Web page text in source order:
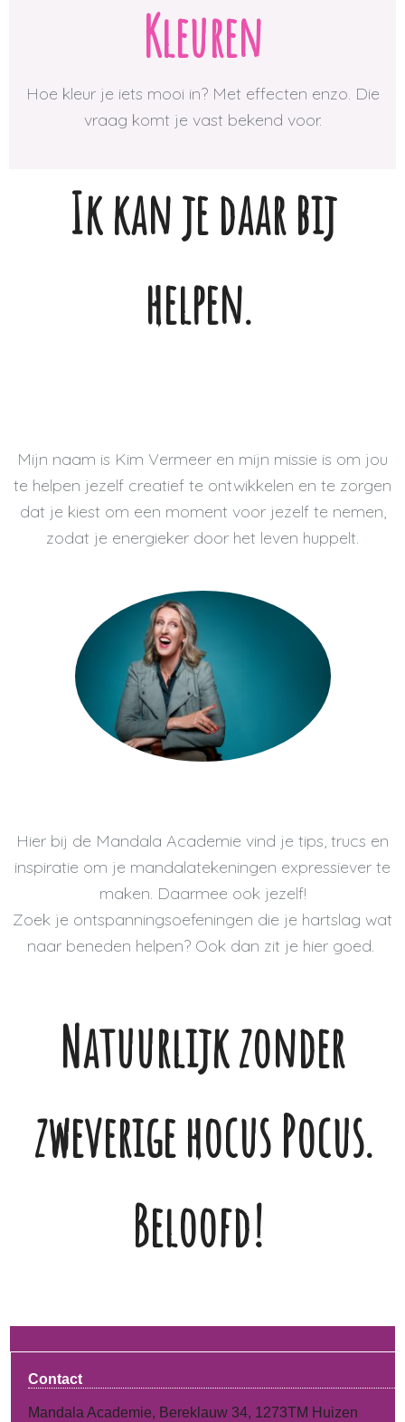
Kleuren
Hoe kleur je iets mooi in? Met effecten enzo. Die
vraag komt je vast bekend voor.
Ik kan je daar bij
helpen.
Mijn naam is Kim Vermeer en mijn missie is om jou
te helpen jezelf creatief te ontwikkelen en te zorgen
dat je kiest om een moment voor jezelf te nemen,
zodat je energieker door het leven huppelt.
Hier bij de Mandala Academie vind je tips, trucs en
inspiratie om je mandalatekeningen expressiever te
maken. Daarmee ook jezelf!
Zoek je ontspanningsoefeningen die je hartslag wat
naar beneden helpen? Ook dan zit je hier goed.
Natuurlijk zonder
zweverige hocus Pocus.
Beloofd!
Contact
Mandala Academie, Bereklauw 34, 1273TM Huizen